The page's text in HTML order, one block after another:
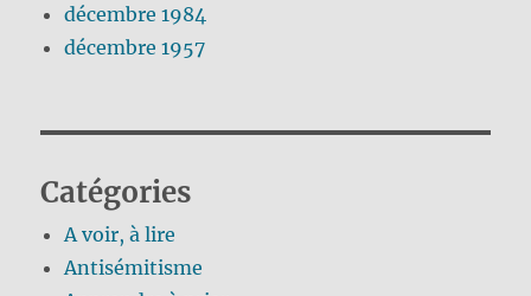
décembre 1984
décembre 1957
Catégories
A voir, à lire
Antisémitisme